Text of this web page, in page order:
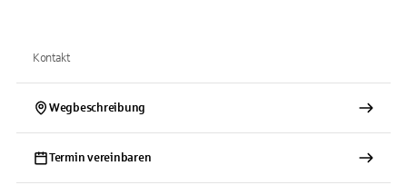
Kontakt
Wegbeschreibung
Termin vereinbaren